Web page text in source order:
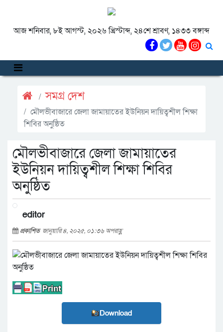
আজ শনিবার, ৮ই আগস্ট, ২০২৬ খ্রিস্টাব্দ, ২৪শে শ্রাবণ, ১৪৩৩ বঙ্গাব্দ
সমগ্র দেশ
মৌলভীবাজারে জেলা জামায়াতের ইউনিয়ন দায়িত্বশীল শিক্ষা
শিবির অনুষ্ঠিত
মৌলভীবাজারে জেলা জামায়াতের
ইউনিয়ন দায়িত্বশীল শিক্ষা শিবির
অনুষ্ঠিত
editor
প্রকাশিত জানুয়ারি ৪, ২০২৫, ০১:৩৬ অপরাহ্ণ
Download